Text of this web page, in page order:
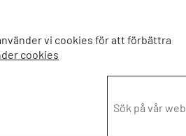
vi cookies för att förbättra
cookies